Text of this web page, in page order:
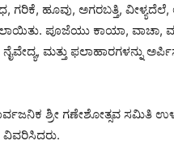
ಗರಿಕೆ, ಹೂವು, ಅಗರಬತ್ತಿ,
ಪೂಜೆಯು ಕಾಯಾ,
ಮತ್ತು ಫಲಾಹಾರಗಳನ್ನು
ಸಾರ್ವಜನಿಕ ಶ್ರೀ ಗಣೇಶೋತ್ಸವ ಸಮಿತಿ
ವಿವರಿಸಿದರು.